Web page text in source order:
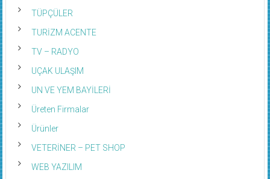
TÜPÇÜLER
TURİZM ACENTE
TV – RADYO
UÇAK ULAŞIM
UN VE YEM BAYİLERİ
Üreten Firmalar
Ürünler
VETERİNER – PET SHOP
WEB YAZILIM